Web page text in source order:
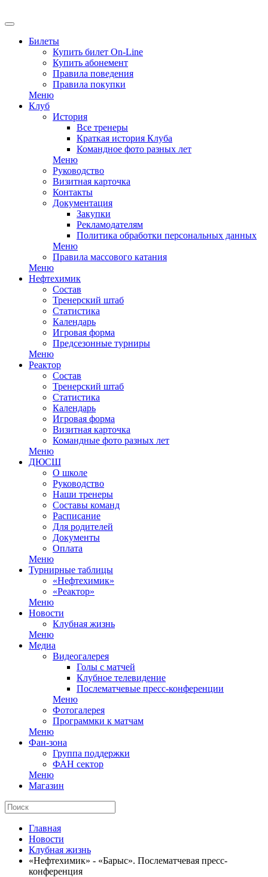
Билеты
Купить билет On-Line
Купить абонемент
Правила поведения
Правила покупки
Меню
Клуб
История
Все тренеры
Краткая история Клуба
Командное фото разных лет
Меню
Руководство
Визитная карточка
Контакты
Документация
Закупки
Рекламодателям
Политика обработки персональных данных
Меню
Правила массового катания
Меню
Нефтехимик
Состав
Тренерский штаб
Статистика
Календарь
Игровая форма
Предсезонные турниры
Меню
Реактор
Состав
Тренерский штаб
Статистика
Календарь
Игровая форма
Визитная карточка
Командные фото разных лет
Меню
ДЮСШ
О школе
Руководство
Наши тренеры
Составы команд
Расписание
Для родителей
Документы
Оплата
Меню
Турнирные таблицы
«Нефтехимик»
«Реактор»
Меню
Новости
Клубная жизнь
Меню
Медиа
Видеогалерея
Голы с матчей
Клубное телевидение
Послематчевые пресс-конференции
Меню
Фотогалерея
Программки к матчам
Меню
Фан-зона
Группа поддержки
ФАН сектор
Меню
Магазин
Главная
Новости
Клубная жизнь
«Нефтехимик» - «Барыс». Послематчевая пресс-
конференция